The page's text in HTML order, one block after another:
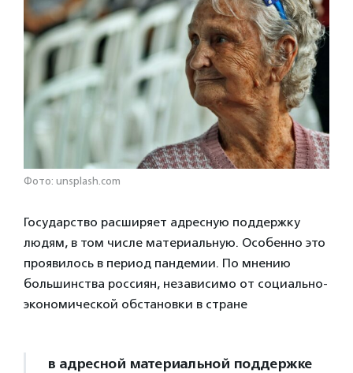
Фото: unsplash.com
Государство расширяет адресную поддержку
людям, в том числе материальную. Особенно это
проявилось в период пандемии. По мнению
большинства россиян, независимо от социально-
экономической обстановки в стране
в адресной материальной поддержке